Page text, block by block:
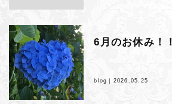
6月のお休み！！
blog｜ 2026.05.25